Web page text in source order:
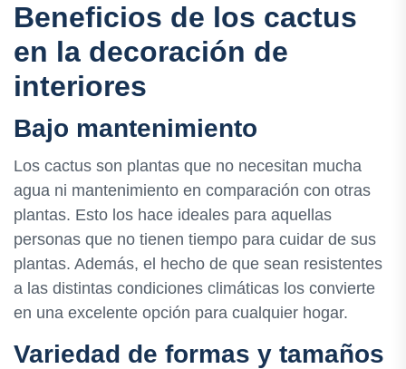
Beneficios de los cactus
en la decoración de
interiores
Bajo mantenimiento
Los cactus son plantas que no necesitan mucha
agua ni mantenimiento en comparación con otras
plantas. Esto los hace ideales para aquellas
personas que no tienen tiempo para cuidar de sus
plantas. Además, el hecho de que sean resistentes
a las distintas condiciones climáticas los convierte
en una excelente opción para cualquier hogar.
Variedad de formas y tamaños